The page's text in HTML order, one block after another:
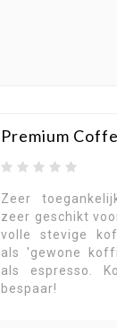
Premium
Zeer
zeer geschikt
volle stevige
als 'gewone
als espresso.
bespaar!